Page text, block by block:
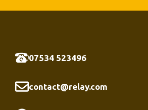
07534 523496
contact@relay.com